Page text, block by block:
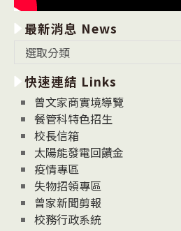
最新消息 News
消
息
News
選取分類
快速連結 Links
曾文家商實境導覽
餐管科特色招生
校長信箱
太陽能發電回饋金
疫情專區
失物招領專區
曾家新聞剪報
校務行政系統